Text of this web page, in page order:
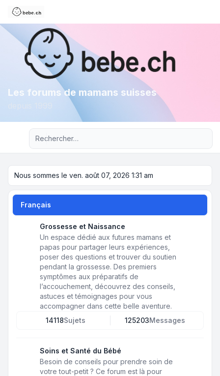
Les forums de mamans suisses
Recherche avancée
Nous sommes le ven. août 07, 2026 1:31 am
Français
Grossesse et Naissance
Un espace dédié aux futures mamans et
papas pour partager leurs expériences,
poser des questions et trouver du soutien
pendant la grossesse. Des premiers
symptômes aux préparatifs de
l’accouchement, découvrez des conseils,
astuces et témoignages pour vous
accompagner dans cette belle aventure.
14118Sujets 125203Messages
Soins et Santé du Bébé
Besoin de conseils pour prendre soin de
votre tout-petit ? Ce forum est là pour